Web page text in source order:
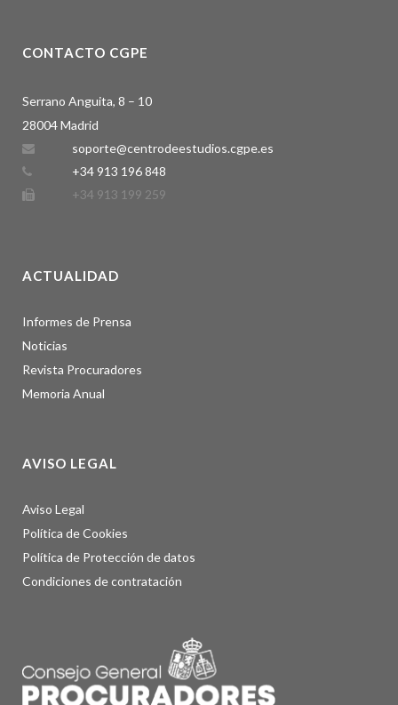
CONTACTO CGPE
Serrano Anguita, 8 – 10
28004 Madrid
soporte@centrodeestudios.cgpe.es
+34 913 196 848
+34 913 199 259
ACTUALIDAD
Informes de Prensa
Noticias
Revista Procuradores
Memoria Anual
AVISO LEGAL
Aviso Legal
Política de Cookies
Política de Protección de datos
Condiciones de contratación